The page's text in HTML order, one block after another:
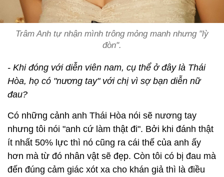
Trâm Anh tự nhận mình trông mỏng manh nhưng "lỳ
đòn".
- Khi đóng với diễn viên nam, cụ thể ở đây là Thái
Hòa, họ có "nương tay" với chị vì sợ bạn diễn nữ
đau?
Có những cảnh anh Thái Hòa nói sẽ nương tay
nhưng tôi nói "anh cứ làm thật đi". Bởi khi đánh thật
ít nhất 50% lực thì nó cũng ra cái thế của anh ấy
hơn mà từ đó nhân vật sẽ đẹp. Còn tôi có bị đau mà
đến đúng cảm giác xót xa cho khán giả thì là điều